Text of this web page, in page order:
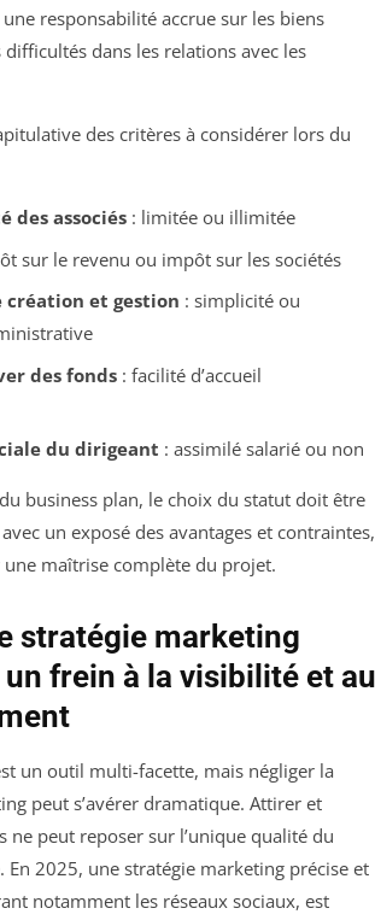
responsabilité accrue sur les biens
dans les relations avec les
des critères à considérer lors du
des associés: limitée ou illimitée
sur le revenu ou impôt sur les sociétés
création et gestion : simplicité ou
des fonds: facilité d’accueil
du dirigeant : assimilé salarié ou non
business plan, le choix du statut doit être
un exposé des avantages et contraintes,
maîtrise complète du projet.
stratégie marketing
frein à la visibilité et au
un outil multi-facette, mais négliger la
peut s’avérer dramatique. Attirer et
ne peut reposer sur l’unique qualité du
En 2025, une stratégie marketing précise et
notamment les réseaux sociaux, est